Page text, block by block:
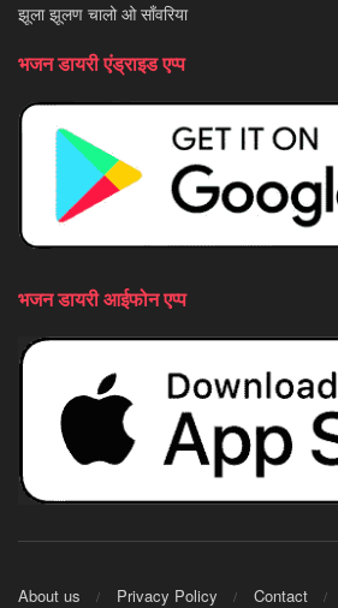
झूला झूलण चालो ओ साँवरिया
भजन डायरी एंड्राइड एप्प
भजन डायरी आईफोन एप्प
About us Privacy Policy Contact